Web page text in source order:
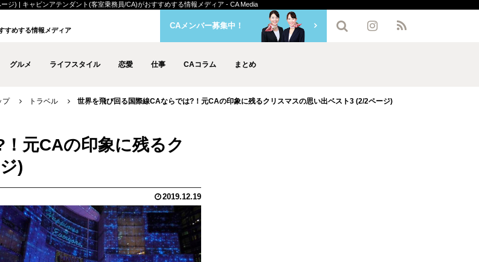
ジ) | キャビンアテンダント(客室乗務員/CA)がおすすめする情報メディア - CA Media
すめする情報メディア
グルメ ライフスタイル 恋愛 仕事 CAコラム まとめ
CAメンバー募集中！
プ トラベル 世界を飛び回る国際線CAならでは?！元CAの印象に残るクリスマスの思い出ベスト3 (2/2ページ)
元CAの印象に残るク
)
2019.12.19